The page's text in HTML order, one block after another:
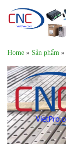
Home » Sản phẩm »